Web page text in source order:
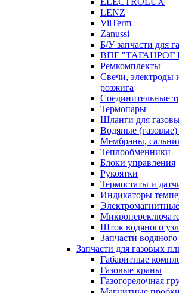
LENZ
VilTerm
Zanussi
Б/У запчасти для
ВПГ "ТАГАНРОГ
Ремкомплекты
Свечи, электроды
розжига
Соединительные
Термопары
Шланги для
Водяные
Мембраны,
Теплообменники
Блоки управления
Рукоятки
Термостаты и
Индикаторы
Шток водяного
Запчасти водяного
Запчасти для газовых
Габаритные
Газовые краны
Газогорелочная